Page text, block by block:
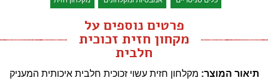
פרטים נוספים על
מקחון חזית זכוכית
חלבית
תיאור המוצר: מקלחון חזית עשוי זכוכית חלבית איכותית המעניק